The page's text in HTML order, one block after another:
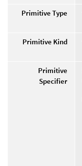
Primitive Type
Primitive Kind
Primitive
Specifier